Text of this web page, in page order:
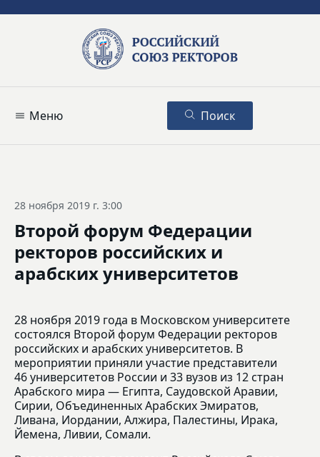
Меню Поиск
28 ноября 2019 г. 3:00
Второй форум Федерации
ректоров российских и
арабских университетов
28 ноября 2019 года в Московском университете
состоялся Второй форум Федерации ректоров
российских и арабских университетов. В
мероприятии приняли участие представители
46 университетов России и 33 вузов из 12 стран
Арабского мира — Египта, Саудовской Аравии,
Сирии, Объединенных Арабских Эмиратов,
Ливана, Иордании, Алжира, Палестины, Ирака,
Йемена, Ливии, Сомали.